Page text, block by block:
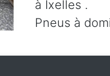
à Ixelles .
Pneus à